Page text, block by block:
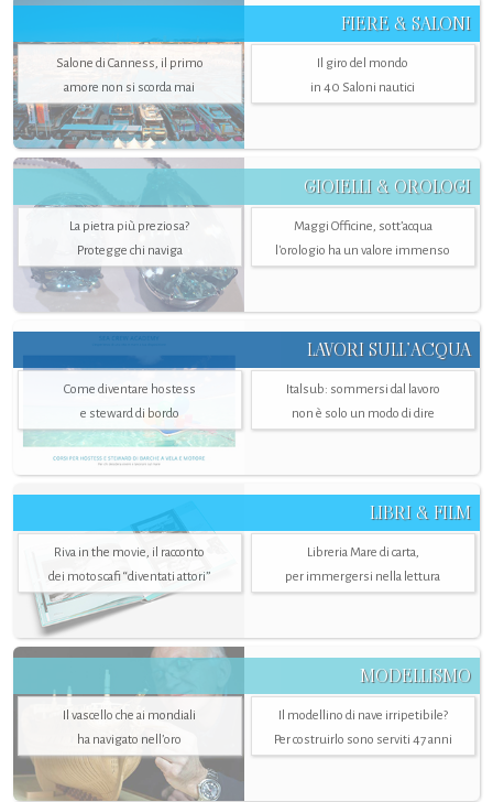
FIERE & SALONI
Salone di Canness, il primo
amore non si scorda mai
Il giro del mondo
in 40 Saloni nautici
GIOIELLI & OROLOGI
La pietra più preziosa?
Protegge chi naviga
Maggi Officine, sott’acqua
l'orologio ha un valore immenso
LAVORI SULL’ACQUA
Come diventare hostess
e steward di bordo
Italsub: sommersi dal lavoro
non è solo un modo di dire
LIBRI & FILM
Riva in the movie, il racconto
dei motoscafi “diventati attori”
Libreria Mare di carta,
per immergersi nella lettura
MODELLISMO
Il vascello che ai mondiali
ha navigato nell’oro
Il modellino di nave irripetibile?
Per costruirlo sono serviti 47 anni